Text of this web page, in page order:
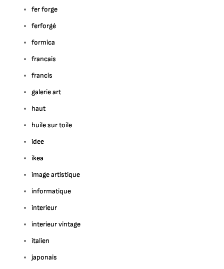
fer forge
ferforgé
formica
francais
francis
galerie art
haut
huile sur toile
idee
ikea
image artistique
informatique
interieur
interieur vintage
italien
japonais